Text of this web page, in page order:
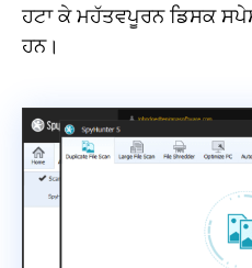
ਹਟਾ ਕੇ ਮਹੱਤਵਪੂਰਨ ਡਿਸਕ
ਹਨ।